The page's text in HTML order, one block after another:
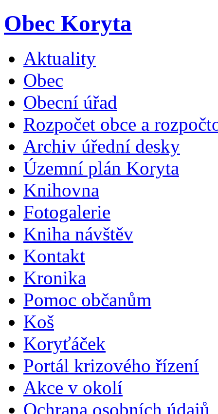
Obec Koryta
Aktuality
Obec
Obecní úřad
Rozpočet obce a
Archiv úřední desky
Územní plán Koryta
Knihovna
Fotogalerie
Kniha návštěv
Kontakt
Kronika
Pomoc občanům
Koš
Koryťáček
Portál krizového řízení
Akce v okolí
Ochrana osobních údajů